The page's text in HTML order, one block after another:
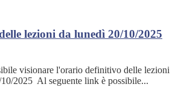
lezioni da lunedì 20/10/2025
visionare l'orario definitivo delle lezioni
2025 Al seguente link è possibile...